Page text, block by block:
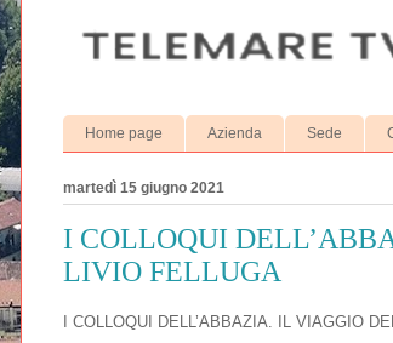
Home page Azienda Sede
martedì 15 giugno 2021
I COLLOQUI
LIVIO FELLUGA
I COLLOQUI DELL’ABBAZIA. IL VIAGGIO